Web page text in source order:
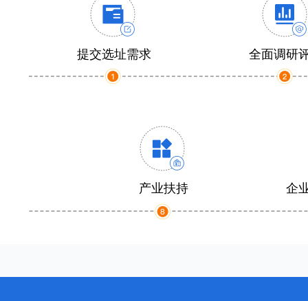
提交选址需求 全面调研
产业扶持 企